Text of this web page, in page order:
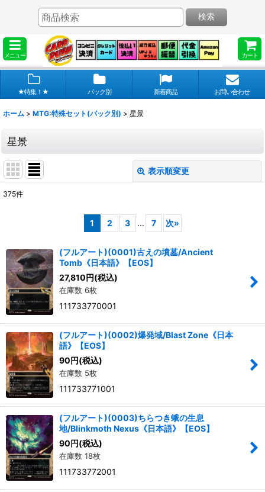
メニュー カート
検索
★特集！★ パック別 新着商品 お問い合わせ
ホーム > MTG:特殊セット(パック別) > 星景
星景
表示順変更
並び順:
375件
1 2 3 ... 7 次»
(フルアート)(0001)古えの墳墓/Ancient
Tomb《日本語》【EOS】
27,810円(税込)
在庫数 6枚
111733770001
(フルアート)(0002)爆発域/Blast Zone《日本
語》【EOS】
90円(税込)
在庫数 5枚
111733771001
(フルアート)(0003)ちらつき蛾の生息
地/Blinkmoth Nexus《日本語》【EOS】
90円(税込)
在庫数 18枚
111733772001